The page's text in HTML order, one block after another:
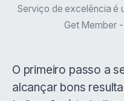
Serviço de excelência é
Get Member
O primeiro passo a
alcançar bons